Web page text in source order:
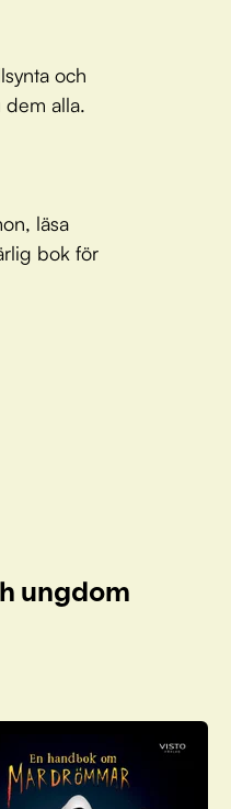
och
dem alla.
läsa
bok för
ungdom